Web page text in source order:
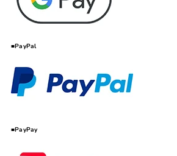
■PayPal
■PayPay